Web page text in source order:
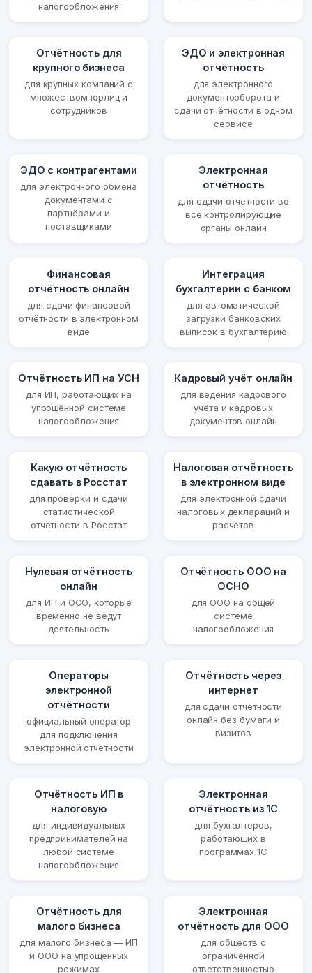
налогообложения
Отчётность для
крупного бизнеса
для крупных компаний с
множеством юрлиц и
сотрудников
ЭДО и электронная
отчётность
для электронного
документооборота и
сдачи отчётности в одном
сервисе
ЭДО с контрагентами
для электронного обмена
документами с
партнёрами и
поставщиками
Электронная
отчётность
для сдачи отчётности во
все контролирующие
органы онлайн
Финансовая
отчётность онлайн
для сдачи финансовой
отчётности в электронном
виде
Интеграция
бухгалтерии с банком
для автоматической
загрузки банковских
выписок в бухгалтерию
Отчётность ИП на УСН
для ИП, работающих на
упрощённой системе
налогообложения
Кадровый учёт онлайн
для ведения кадрового
учёта и кадровых
документов онлайн
Какую отчётность
сдавать в Росстат
для проверки и сдачи
статистической
отчётности в Росстат
Налоговая отчётность
в электронном виде
для электронной сдачи
налоговых деклараций и
расчётов
Нулевая отчётность
онлайн
для ИП и ООО, которые
временно не ведут
деятельность
Отчётность ООО на
ОСНО
для ООО на общей
системе
налогообложения
Операторы
электронной
отчётности
официальный оператор
для подключения
электронной отчётности
Отчётность через
интернет
для сдачи отчётности
онлайн без бумаги и
визитов
Отчётность ИП в
налоговую
для индивидуальных
предпринимателей на
любой системе
налогообложения
Электронная
отчётность из 1С
для бухгалтеров,
работающих в
программах 1С
Отчётность для
малого бизнеса
для малого бизнеса — ИП
и ООО на упрощённых
режимах
Электронная
отчётность для ООО
для обществ с
ограниченной
ответственностью